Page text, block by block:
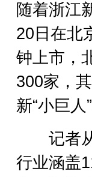
随着浙江
20日在北
钟上市，
300家，
新“小巨人
记者从
行业涵盖